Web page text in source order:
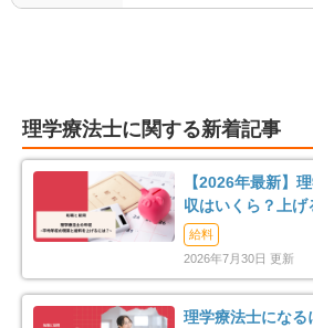
理学療法士に関する新着記事
【2026年最新】
収はいくら？上げ
給料
2026年7月30日 更新
理学療法士になる